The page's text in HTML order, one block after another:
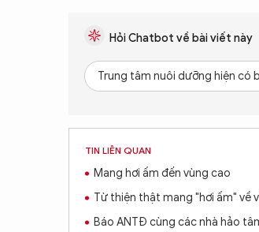
Hỏi Chatbot về bài viết này
Trung tâm nuôi dưỡng hiện có
TIN LIÊN QUAN
Mang hơi ấm đến vùng cao
Từ thiện thật mang "hơi ấm" về
Báo ANTĐ cùng các nhà hảo